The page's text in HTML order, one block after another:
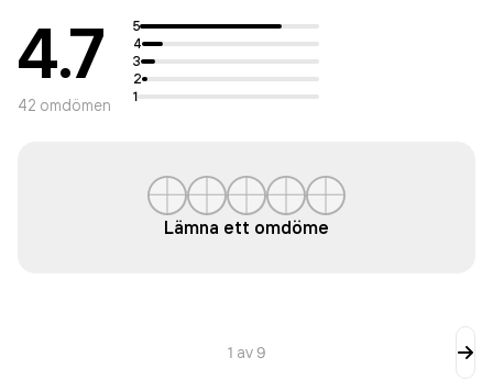
4.7
42 omdömen
5
4
3
2
1
Lämna ett omdöme
1 av9